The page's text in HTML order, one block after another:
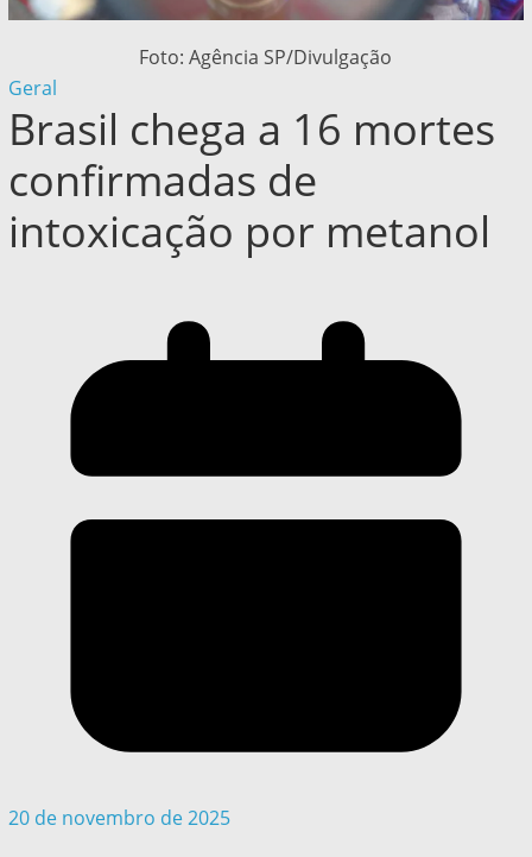
Foto: Agência SP/Divulgação
Geral
Brasil chega a 16 mortes
confirmadas de
intoxicação por metanol
20 de novembro de 2025